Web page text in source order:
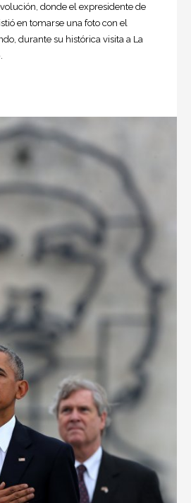
donde el expresidente de
en tomarse una foto con el
durante su histórica visita a La